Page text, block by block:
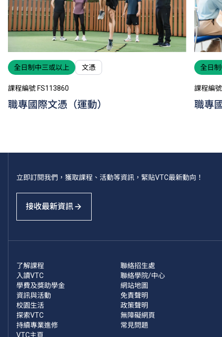
全日制中三或以上 文憑
課程編號 FS113860
職專國際文憑（運動）
全日
課程編
職專
立即訂閱我們，獲取課程、活動等資訊，緊貼VTC最新動向！
接收最新資訊
了解課程
入讀VTC
學費及獎助學金
資訊與活動
校園生活
探索VTC
持續專業進修
VTC主頁
聯絡招生處
聯絡學院/中心
網站地圖
免責聲明
政策聲明
無障礙網頁
常見問題